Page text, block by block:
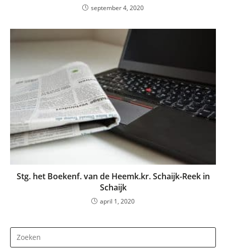
september 4, 2020
Stg. het Boekenf. van de Heemk.kr. Schaijk-Reek in
Schaijk
april 1, 2020
op